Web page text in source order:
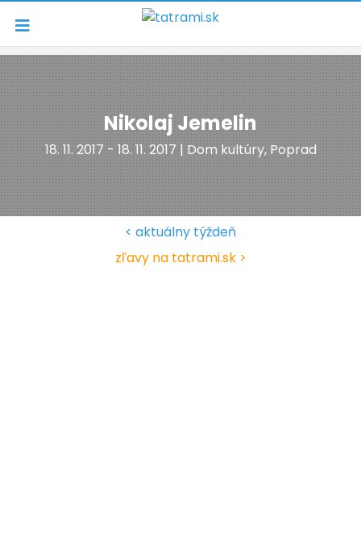
Navigácia
Nikolaj Jemelin
18. 11. 2017 - 18. 11. 2017 | Dom kultúry, Poprad
< aktuálny týždeň
zľavy na tatrami.sk >